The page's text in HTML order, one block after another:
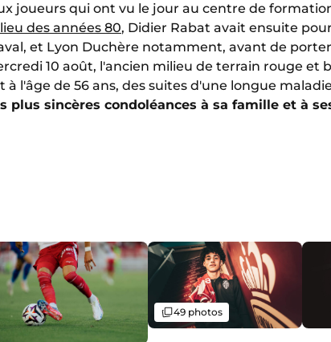
joueurs qui ont vu le jour au centre de
des années 80, Didier Rabat avait ensuite
et Lyon Duchère notamment, avant de
10 août, l'ancien milieu de terrain rouge et
l'âge de 56 ans, des suites d'une longue
plus sincères condoléances à sa famille et à
Galerie
49 photos